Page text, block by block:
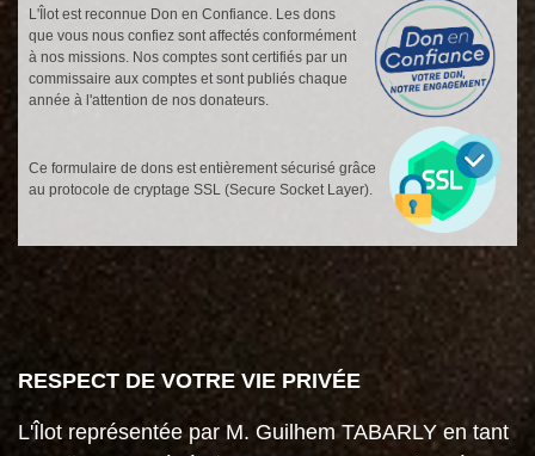
L'Îlot est reconnue Don en Confiance. Les dons
que vous nous confiez sont affectés conformément
à nos missions. Nos comptes sont certifiés par un
commissaire aux comptes et sont publiés chaque
année à l'attention de nos donateurs.
Ce formulaire de dons est entièrement sécurisé grâce
au protocole de cryptage SSL (Secure Socket Layer).
RESPECT DE VOTRE VIE PRIVÉE
L'Îlot représentée par M. Guilhem TABARLY en tant